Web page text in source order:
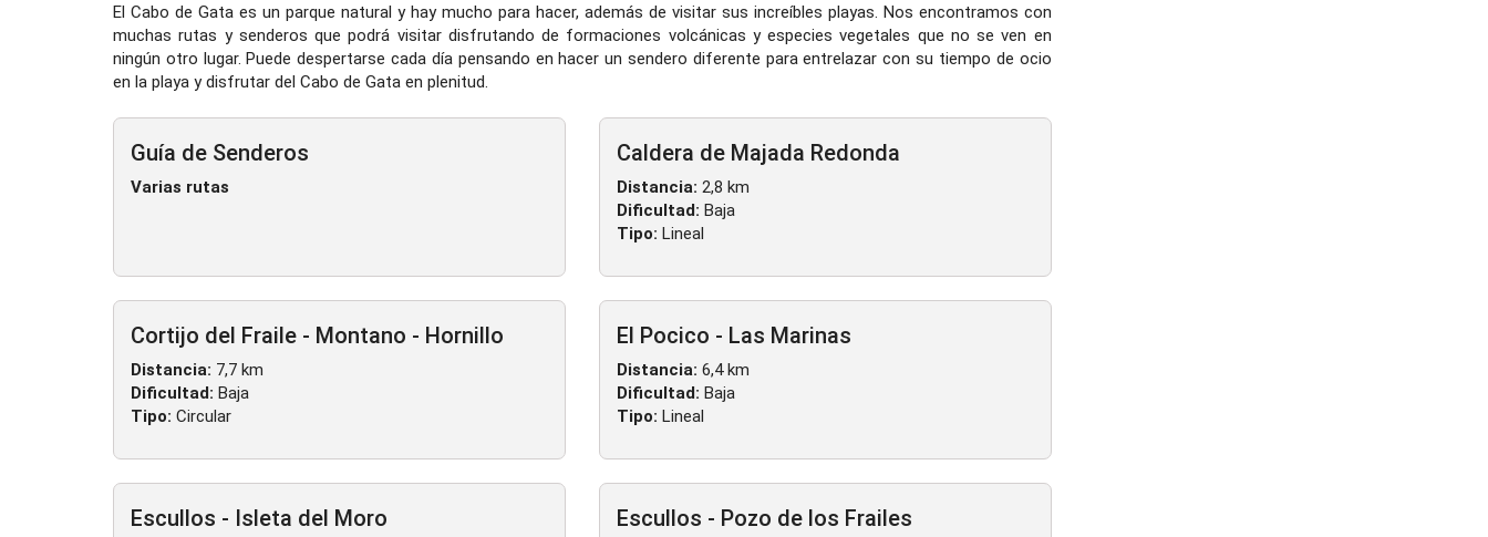
El Cabo de Gata es un parque natural y hay mucho para hacer, además de visitar sus increíbles playas. Nos encontramos con
muchas rutas y senderos que podrá visitar disfrutando de formaciones volcánicas y especies vegetales que no se ven en
ningún otro lugar. Puede despertarse cada día pensando en hacer un sendero diferente para entrelazar con su tiempo de ocio
en la playa y disfrutar del Cabo de Gata en plenitud.
Guía de Senderos
Varias rutas
Caldera de Majada Redonda
Distancia: 2,8 km
Dificultad: Baja
Tipo: Lineal
Cortijo del Fraile - Montano - Hornillo
Distancia: 7,7 km
Dificultad: Baja
Tipo: Circular
El Pocico - Las Marinas
Distancia: 6,4 km
Dificultad: Baja
Tipo: Lineal
Escullos - Isleta del Moro Escullos - Pozo de los Frailes